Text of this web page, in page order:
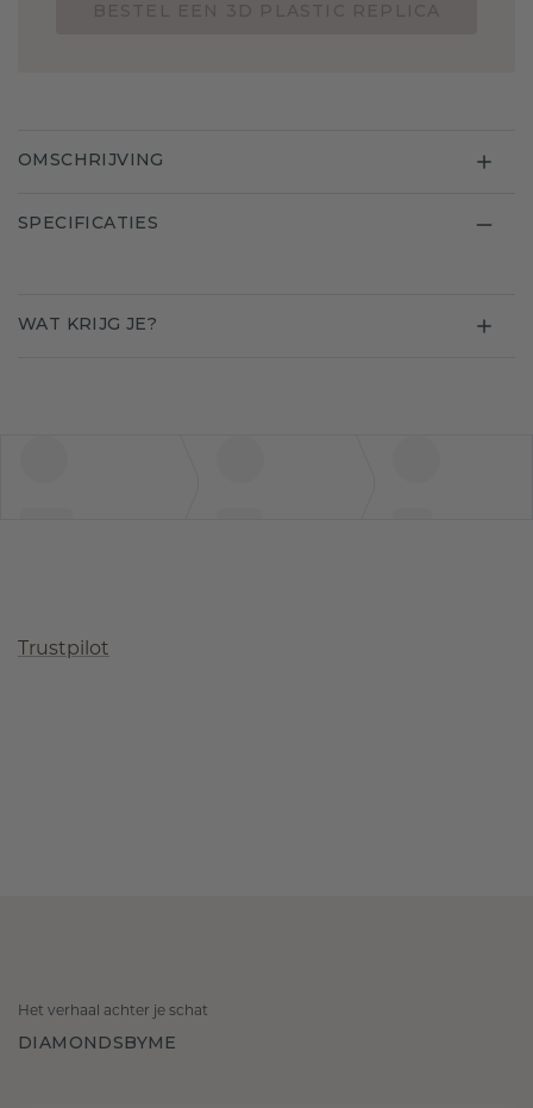
OMSCHRIJVING
SPECIFICATIES
WAT KRIJG JE?
Trustpilot
Het verhaal achter je schat
DIAMONDSBYME